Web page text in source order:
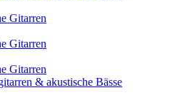
Gitarren
Gitarren
Gitarren
& akustische Bässe